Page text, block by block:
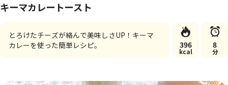
キーマカレートースト
とろけたチーズが絡んで美味しさUP！キーマ
カレーを使った簡単レシピ。
396
kcal
8
分